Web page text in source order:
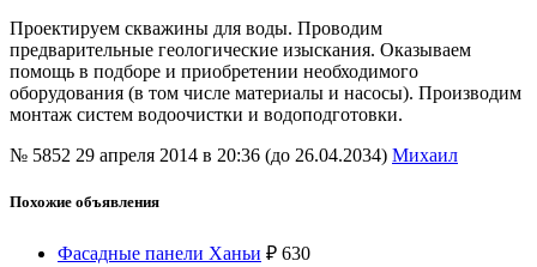
Проектируем скважины для воды. Проводим
предварительные геологические изыскания. Оказываем
помощь в подборе и приобретении необходимого
оборудования (в том числе материалы и насосы). Производим
монтаж систем водоочистки и водоподготовки.
№ 5852 29 апреля 2014 в 20:36 (до 26.04.2034) Михаил
Похожие объявления
Фасадные панели Ханьи ₽ 630